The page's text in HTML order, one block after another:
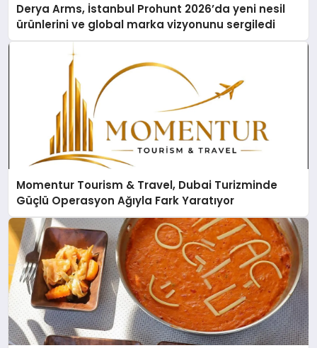
Derya Arms, İstanbul Prohunt 2026’da yeni nesil
ürünlerini ve global marka vizyonunu sergiledi
Momentur Tourism & Travel, Dubai Turizminde
Güçlü Operasyon Ağıyla Fark Yaratıyor